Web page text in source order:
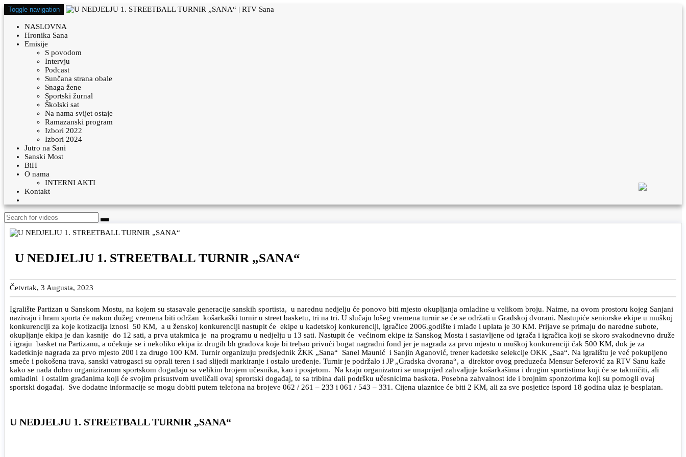
Toggle navigation
NASLOVNA
Hronika Sana
Emisije
S povodom
Intervju
Podcast
Sunčana strana obale
Snaga žene
Sportski žurnal
Školski sat
Na nama svijet ostaje
Ramazanski program
Izbori 2022
Izbori 2024
Jutro na Sani
Sanski Most
BiH
O nama
INTERNI AKTI
Kontakt
U NEDJELJU 1. STREETBALL TURNIR „SANA“
Četvrtak, 3 Augusta, 2023
Igralište Partizan u Sanskom Mostu, na kojem su stasavale generacije sanskih sportista, u narednu nedjelju će ponovo biti mjesto okupljanja omladine u velikom broju. Naime, na ovom prostoru kojeg Sanjani
nazivaju i hram sporta će nakon dužeg vremena biti održan košarkaški turnir u street basketu, tri na tri. U slučaju lošeg vremena turnir se će se održati u Gradskoj dvorani. Nastupiće seniorske ekipe u muškoj
konkurenciji za koje kotizacija iznosi 50 KM, a u ženskoj konkurenciji nastupit će ekipe u kadetskoj konkurenciji, igračice 2006.godište i mlađe i uplata je 30 KM. Prijave se primaju do naredne subote,
okupljanje ekipa je dan kasnije do 12 sati, a prva utakmica je na programu u nedjelju u 13 sati. Nastupit će većinom ekipe iz Sanskog Mosta i sastavljene od igrača i igračica koji se skoro svakodnevno druže
i igraju basket na Partizanu, a očekuje se i nekoliko ekipa iz drugih bh gradova koje bi trebao privući bogat nagradni fond jer je nagrada za prvo mjestu u muškoj konkurenciji čak 500 KM, dok je za
kadetkinje nagrada za prvo mjesto 200 i za drugo 100 KM. Turnir organizuju predsjednik ŽKK „Sana“ Sanel Maunić i Sanjin Aganović, trener kadetske selekcije OKK „Saa“. Na igralištu je već pokupljeno
smeće i pokošena trava, sanski vatrogasci su oprali teren i sad slijedi markiranje i ostalo uređenje. Turnir je podržalo i JP „Gradska dvorana“, a direktor ovog preduzeća Mensur Seferović za RTV Sanu kaže
kako se nada dobro organiziranom sportskom događaju sa velikim brojem učesnika, kao i posjetom. Na kraju organizatori se unaprijed zahvaljuje košarkašima i drugim sportistima koji će se takmičiti, ali
omladini i ostalim građanima koji će svojim prisustvom uveličali ovaj sprortski događaj, te sa tribina dali podršku učesnicima basketa. Posebna zahvalnost ide i brojnim sponzorima koji su pomogli ovaj
sportski događaj. Sve dodatne informacije se mogu dobiti putem telefona na brojeve 062 / 261 – 233 i 061 / 543 – 331. Cijena ulaznice će biti 2 KM, ali za sve posjetice ispord 18 godina ulaz je besplatan.
U NEDJELJU 1. STREETBALL TURNIR „SANA“